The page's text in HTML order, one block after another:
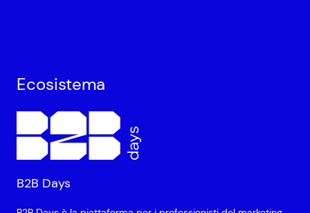
Ecosistema
B2B Days